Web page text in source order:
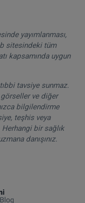
yayımlanması,
sitesindeki tüm
kapsamında uygun
tavsiye sunmaz.
ve diğer
bilgilendirme
teşhis veya
bir sağlık
danışınız.